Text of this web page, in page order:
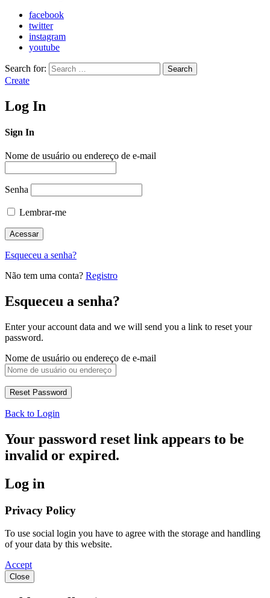
facebook
twitter
instagram
youtube
Search for: Search
Create
Log In
Sign In
Nome de usuário ou endereço de e-mail
Senha
Lembrar-me
Esqueceu a senha?
Não tem uma conta? Registro
Esqueceu a senha?
Enter your account data and we will send you a link to reset your
password.
Nome de usuário ou endereço de e-mail
Back to Login
Your password reset link appears to be
invalid or expired.
Log in
Privacy Policy
To use social login you have to agree with the storage and handling
of your data by this website.
Accept
Close